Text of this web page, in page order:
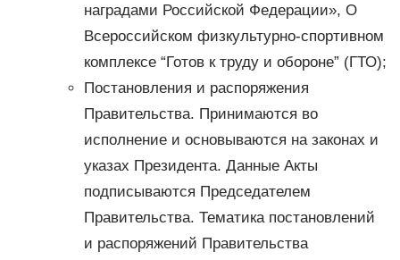
наградами Российской Федерации», О
Всероссийском физкультурно-спортивном
комплексе “Готов к труду и обороне” (ГТО);
Постановления и распоряжения
Правительства. Принимаются во
исполнение и основываются на законах и
указах Президента. Данные Акты
подписываются Председателем
Правительства. Тематика постановлений
и распоряжений Правительства